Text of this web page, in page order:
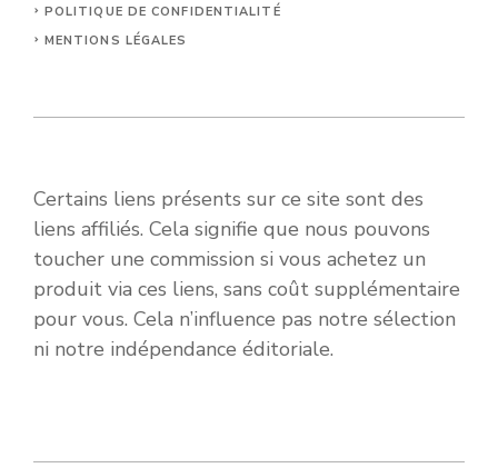
POLITIQUE DE CONFIDENTIALITÉ
MENTIONS LÉGALES
Certains liens présents sur ce site sont des
liens affiliés. Cela signifie que nous pouvons
toucher une commission si vous achetez un
produit via ces liens, sans coût supplémentaire
pour vous. Cela n’influence pas notre sélection
ni notre indépendance éditoriale.